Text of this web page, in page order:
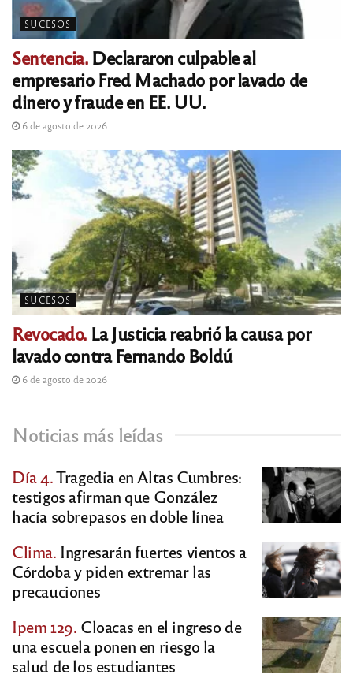
SUCESOS
Sentencia.Declararon culpable al
empresario Fred Machado por lavado de
dinero y fraude en EE. UU.
6 de agosto de 2026
SUCESOS
Revocado. La Justicia reabrió la causa por
lavado contra Fernando Boldú
6 de agosto de 2026
Noticias más leídas
Día 4.Tragedia en Altas Cumbres:
testigos afirman que González
hacía sobrepasos en doble línea
Clima. Ingresarán fuertes vientos a
Córdoba y piden extremar las
precauciones
Ipem 129. Cloacas en el ingreso de
una escuela ponen en riesgo la
salud de los estudiantes